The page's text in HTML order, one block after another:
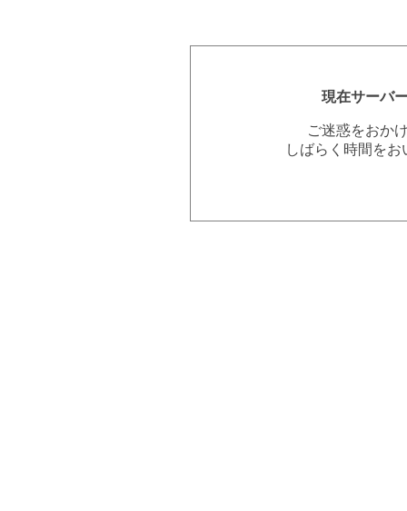
現在サーバ
ご迷惑をおか
しばらく時間を